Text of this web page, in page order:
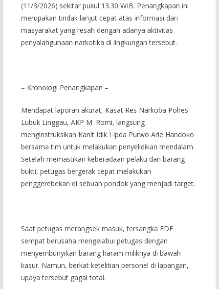
(11/3/2026) sekitar pukul 13.30 WIB. Penangkapan ini
merupakan tindak lanjut cepat atas informasi dari
masyarakat yang resah dengan adanya aktivitas
penyalahgunaan narkotika di lingkungan tersebut.
– Kronologi Penangkapan –
Mendapat laporan akurat, Kasat Res Narkoba Polres
Lubuk Linggau, AKP M. Romi, langsung
menginstruksikan Kanit Idik I Ipda Purwo Arie Handoko
bersama tim untuk melakukan penyelidikan mendalam.
Setelah memastikan keberadaan pelaku dan barang
bukti, petugas bergerak cepat melakukan
penggerebekan di sebuah pondok yang menjadi target.
Saat petugas merangsek masuk, tersangka EDF
sempat berusaha mengelabui petugas dengan
menyembunyikan barang haram miliknya di bawah
kasur. Namun, berkat ketelitian personel di lapangan,
upaya tersebut gagal total.